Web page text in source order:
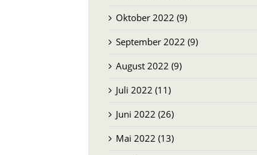
Oktober 2022 (9)
September 2022 (9)
August 2022 (9)
Juli 2022 (11)
Juni 2022 (26)
Mai 2022 (13)